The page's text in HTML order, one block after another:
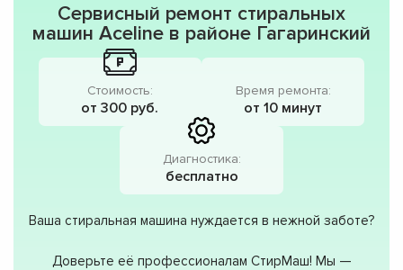
Сервисный ремонт стиральных
машин Aceline в районе Гагаринский
Стоимость:
от 300 руб.
Время ремонта:
от 10 минут
Диагностика:
бесплатно
Ваша стиральная машина нуждается в нежной заботе?
Доверьте её профессионалам СтирМаш! Мы —